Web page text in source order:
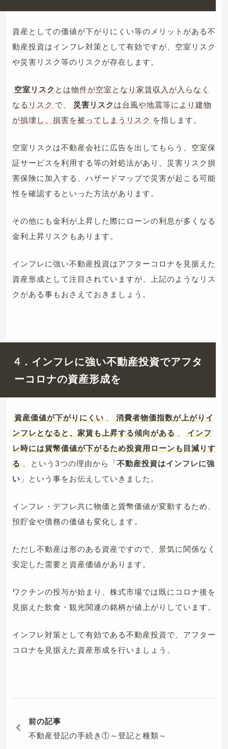
資産としての価値が下がりにくい等のメリットがある不
動産投資はインフレ対策として有効ですが、空室リスク
や災害リスク等のリスクが存在します。
空室リスク とは物件が空室となり家賃収入が入らなく
なるリスク で、 災害リスク は台風や地震等により建物
が損壊し、損害を被ってしまうリスク を指します。
空室リスクは不動産会社に広告を出してもらう、空室保
証サービスを利用する等の対処法があり、災害リスク損
害保険に加入する、ハザードマップで災害が起こる可能
性を確認するといった方法があります。
その他にも金利が上昇した際にローンの利息が多くなる
金利上昇リスクもあります。
インフレに強い不動産投資はアフターコロナを見据えた
資産形成として注目されていますが、上記のようなリス
クがある事もおさえておきましょう。
4．インフレに強い不動産投資でアフタ
ーコロナの資産形成を
資産価値が下がりにくい
消費者物価指数が上がりイ
ンフレとなると、家賃も上昇する傾向がある
インフ
レ時には貨幣価値が下がるため投資用ローンも目減りす
る
、という3つの理由から「不動産投資はインフレに強
い 」という事をお伝えしていきました。
インフレ・デフレ共に物価と貨幣価値が変動するため、
預貯金や債務の価値も変化します。
ただし不動産は形のある資産ですので、景気に関係なく
安定した需要と資産価値があります。
ワクチンの投与が始まり、株式市場では既にコロナ後を
見据えた飲食・観光関連の銘柄が値上がりしています。
インフレ対策として有効である不動産投資で、アフター
コロナを見据えた資産形成を行いましょう。
前の記事
不動産登記の手続き①～登記と種類～